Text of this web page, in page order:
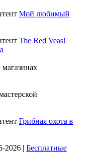
Мой любимый
The Red Veas!
магазинах
Грибная охота в
2026 | Бесплатные